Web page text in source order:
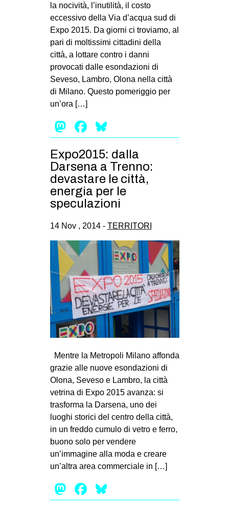
la nocività, l’inutilità, il costo
eccessivo della Via d’acqua sud di
Expo 2015. Da giorni ci troviamo, al
pari di moltissimi cittadini della
città, a lottare contro i danni
provocati dalle esondazioni di
Seveso, Lambro, Olona nella città
di Milano. Questo pomeriggio per
un’ora […]
Mastodon
Facebook
Expo2015: dalla
Darsena a Trenno:
devastare le città,
energia per le
speculazioni
14 Nov , 2014 - TERRITORI
Mentre la Metropoli Milano affonda
grazie alle nuove esondazioni di
Olona, Seveso e Lambro, la città
vetrina di Expo 2015 avanza: si
trasforma la Darsena, uno dei
luoghi storici del centro della città,
in un freddo cumulo di vetro e ferro,
buono solo per vendere
un’immagine alla moda e creare
un’altra area commerciale in […]
Mastodon
Facebook